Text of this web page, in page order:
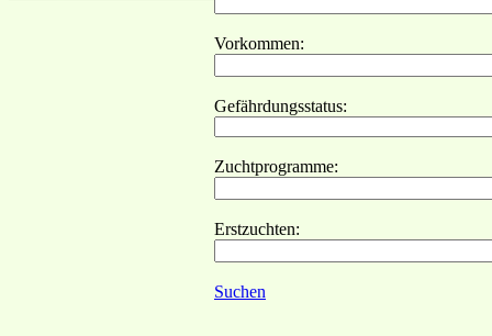
Vorkommen:
Gefährdungsstatus:
Zuchtprogramme:
Erstzuchten:
Suchen